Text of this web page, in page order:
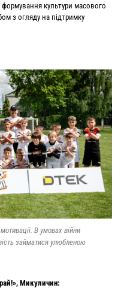
формування культури масового
з огляду на підтримку
В умовах війни
займатися улюбленою
Микуличин: